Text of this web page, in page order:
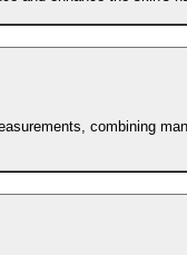
combining